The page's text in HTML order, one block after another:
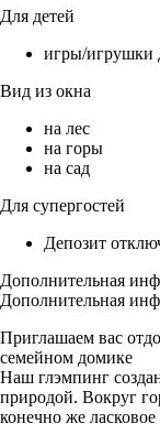
Для детей
игры/игрушки
Вид из окна
на лес
на горы
на сад
Для супергостей
Депозит
Дополнительная
Дополнительная
Приглашаем вас
семейном домике
Наш глэмпинг
природой. Вокруг
конечно же ласковое